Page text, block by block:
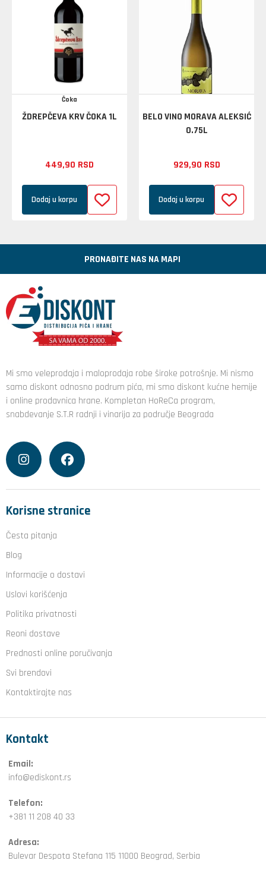
Čoka
ŽDREPČEVA KRV ČOKA 1L
449,90 RSD
Dodaj u korpu
BELO VINO MORAVA ALEKSIĆ
0.75L
929,90 RSD
Dodaj u korpu
PRONAĐITE NAS NA MAPI
Mi smo veleprodaja i maloprodaja robe široke potrošnje. Mi nismo
samo diskont odnosno podrum pića, mi smo diskont kućne hemije
i online prodavnica hrane. Kompletan HoReCa program,
snabdevanje S.T.R radnji i vinarija za područje Beograda
Korisne stranice
Česta pitanja
Blog
Informacije o dostavi
Uslovi korišćenja
Politika privatnosti
Reoni dostave
Prednosti online poručivanja
Svi brendovi
Kontaktirajte nas
Kontakt
Email:
info@ediskont.rs
Telefon:
+381 11 208 40 33
Adresa:
Bulevar Despota Stefana 115 11000 Beograd, Serbia